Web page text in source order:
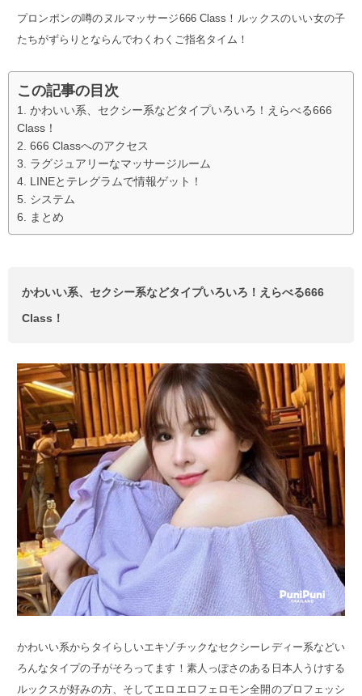
プロンポンの噂のヌルマッサージ666 Class！ルックスのいい女の子
たちがずらりとならんでわくわくご指名タイム！
この記事の目次
かわいい系、セクシー系などタイプいろいろ！えらべる666
Class！
666 Classへのアクセス
ラグジュアリーなマッサージルーム
LINEとテレグラムで情報ゲット！
システム
まとめ
かわいい系、セクシー系などタイプいろいろ！えらべる666
Class！
かわいい系からタイらしいエキゾチックなセクシーレディー系などい
ろんなタイプの子がそろってます！素人っぽさのある日本人うけする
ルックスが好みの方、そしてエロエロフェロモン全開のプロフェッシ